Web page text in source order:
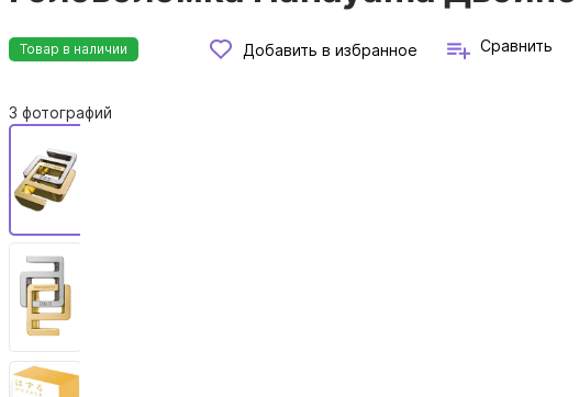
Товар в наличии Добавить в избранное Сравнить
3 фотографий